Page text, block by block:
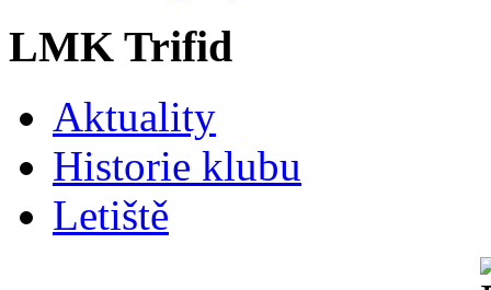
LMK Trifid
Aktuality
Historie klubu
Letiště